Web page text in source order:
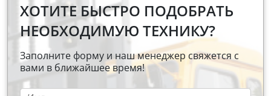
ХОТИТЕ БЫСТРО ПОДОБРАТЬ
НЕОБХОДИМУЮ ТЕХНИКУ?
Заполните форму и наш менеджер свяжется с
вами в ближайшее время!